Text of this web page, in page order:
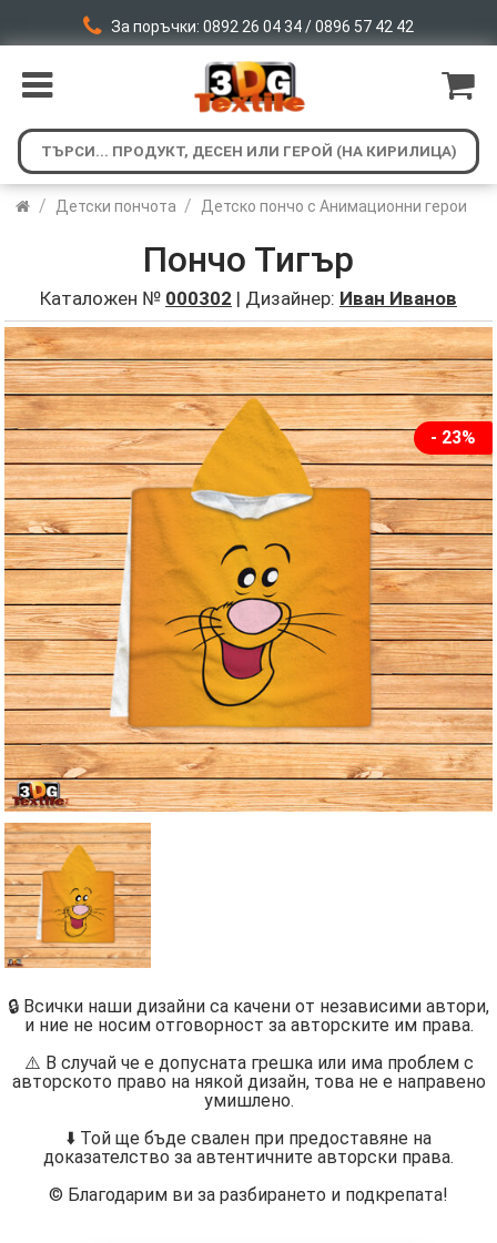
За поръчки: 0892 26 04 34 / 0896 57 42 42
/ Детски пончота / Детско пончо с Анимационни герои
Пончо Тигър
Каталожен № 000302 | Дизайнер: Иван Иванов
- 23%
🔒 Всички наши дизайни са качени от независими автори,
и ние не носим отговорност за авторските им права.
⚠️ В случай че е допусната грешка или има проблем с
авторското право на някой дизайн, това не е направено
умишлено.
⬇️ Той ще бъде свален при предоставяне на
доказателство за автентичните авторски права.
©️ Благодарим ви за разбирането и подкрепата!